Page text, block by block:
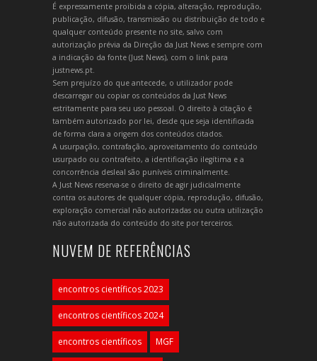
É expressamente proibida a cópia, alteração, reprodução,
publicação, difusão, transmissão ou distribuição de todo e
qualquer conteúdo presente no site, salvo com
autorização prévia da Direção da Just News e sempre com
a indicação da fonte (Just News), com o link para
justnews.pt.
Sem prejuízo do que antecede, o utilizador pode
descarregar ou copiar os conteúdos da Just News
estritamente para seu uso pessoal. O direito à citação é
também autorizado por lei, desde que seja identificada
de forma clara a origem dos conteúdos citados.
A usurpação, contrafação, aproveitamento do conteúdo
usurpado ou contrafeito, a identificação ilegítima e a
concorrência desleal são puníveis criminalmente.
A Just News reserva-se o direito de agir judicialmente
contra os autores de qualquer cópia, reprodução, difusão,
exploração comercial não autorizadas ou outra utilização
não autorizada do conteúdo do site por terceiros.
NUVEM DE REFERÊNCIAS
encontros científicos 2023
encontros científicos 2024
encontros científicos MGF